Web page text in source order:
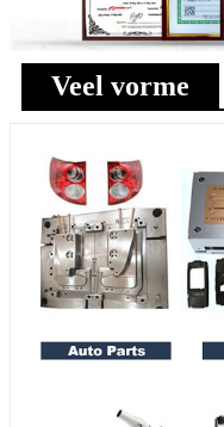
Veel vorme